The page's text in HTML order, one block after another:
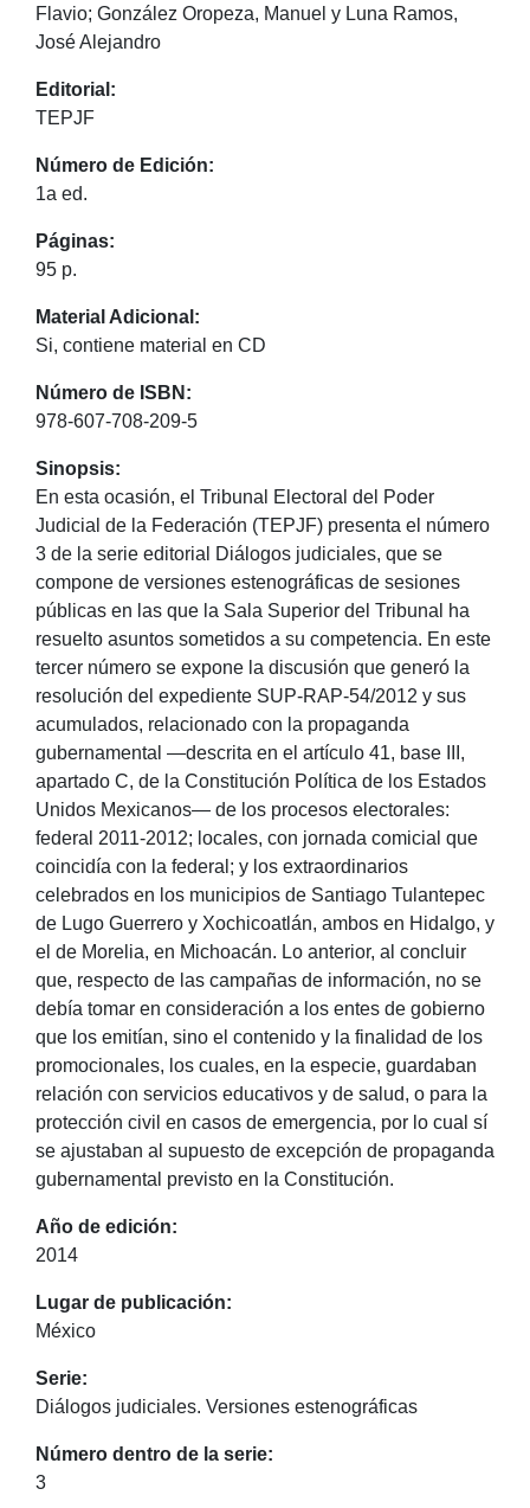
Flavio; González Oropeza, Manuel y Luna Ramos,
José Alejandro
Editorial:
TEPJF
Número de Edición:
1a ed.
Páginas:
95 p.
Material Adicional:
Si, contiene material en CD
Número de ISBN:
978-607-708-209-5
Sinopsis:
En esta ocasión, el Tribunal Electoral del Poder
Judicial de la Federación (TEPJF) presenta el número
3 de la serie editorial Diálogos judiciales, que se
compone de versiones estenográficas de sesiones
públicas en las que la Sala Superior del Tribunal ha
resuelto asuntos sometidos a su competencia. En este
tercer número se expone la discusión que generó la
resolución del expediente SUP-RAP-54/2012 y sus
acumulados, relacionado con la propaganda
gubernamental —descrita en el artículo 41, base III,
apartado C, de la Constitución Política de los Estados
Unidos Mexicanos— de los procesos electorales:
federal 2011-2012; locales, con jornada comicial que
coincidía con la federal; y los extraordinarios
celebrados en los municipios de Santiago Tulantepec
de Lugo Guerrero y Xochicoatlán, ambos en Hidalgo, y
el de Morelia, en Michoacán. Lo anterior, al concluir
que, respecto de las campañas de información, no se
debía tomar en consideración a los entes de gobierno
que los emitían, sino el contenido y la finalidad de los
promocionales, los cuales, en la especie, guardaban
relación con servicios educativos y de salud, o para la
protección civil en casos de emergencia, por lo cual sí
se ajustaban al supuesto de excepción de propaganda
gubernamental previsto en la Constitución.
Año de edición:
2014
Lugar de publicación:
México
Serie:
Diálogos judiciales. Versiones estenográficas
Número dentro de la serie:
3